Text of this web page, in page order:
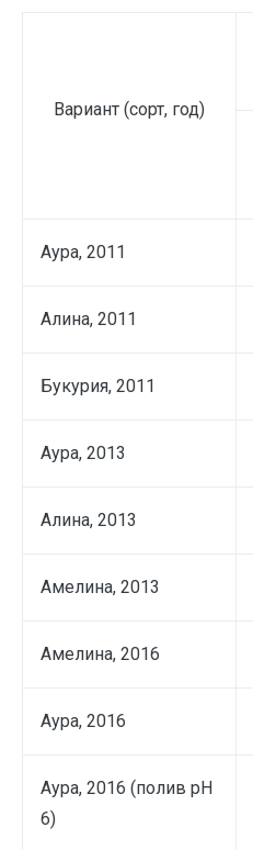
Вариант (сорт, год)
Аура, 2011
Алина, 2011
Букурия, 2011
Аура, 2013
Алина, 2013
Амелина, 2013
Амелина, 2016
Аура, 2016
Аура, 2016 (полив рН
6)